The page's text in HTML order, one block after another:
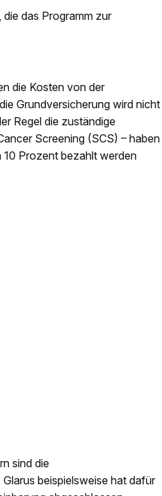
das Programm zur
die Kosten von der
Grundversicherung wird nicht
Regel die zuständige
Screening (SCS) – haben
10 Prozent bezahlt werden
sind die
beispielsweise hat dafür